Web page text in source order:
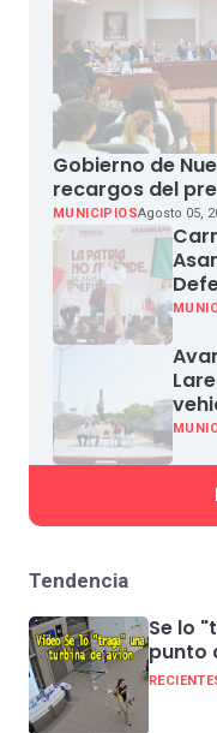
Gobierno de
recargos del
MUNICIPIOSAgosto 05,
Tendencia
Se lo
punto